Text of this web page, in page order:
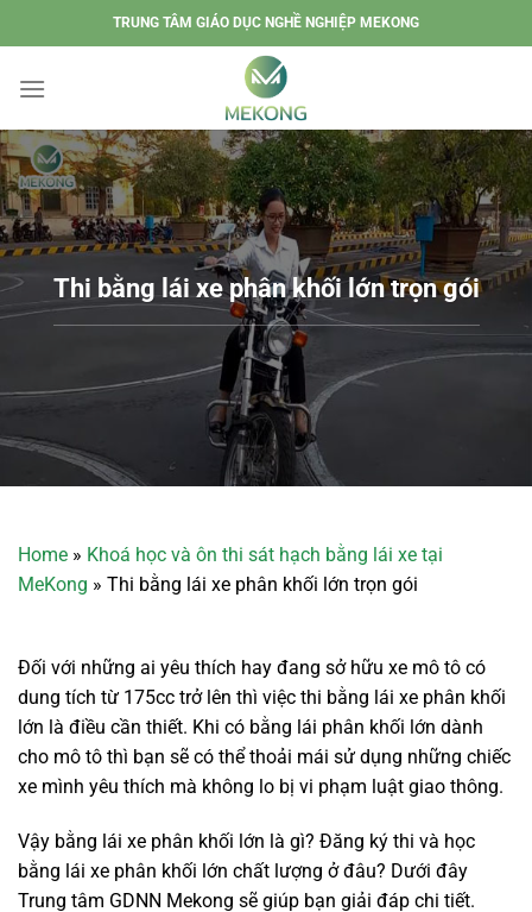
đến
dung
TRUNG TÂM GIÁO DỤC NGHỀ NGHIỆP MEKONG
Thi bằng lái xe phân khối lớn trọn gói
Home » Khoá học và ôn thi sát hạch bằng lái xe tại
MeKong » Thi bằng lái xe phân khối lớn trọn gói
Đối với những ai yêu thích hay đang sở hữu xe mô tô có
dung tích từ 175cc trở lên thì việc thi bằng lái xe phân khối
lớn là điều cần thiết. Khi có bằng lái phân khối lớn dành
cho mô tô thì bạn sẽ có thể thoải mái sử dụng những chiếc
xe mình yêu thích mà không lo bị vi phạm luật giao thông.
Vậy bằng lái xe phân khối lớn là gì? Đăng ký thi và học
bằng lái xe phân khối lớn chất lượng ở đâu? Dưới đây
Trung tâm GDNN Mekong sẽ giúp bạn giải đáp chi tiết.